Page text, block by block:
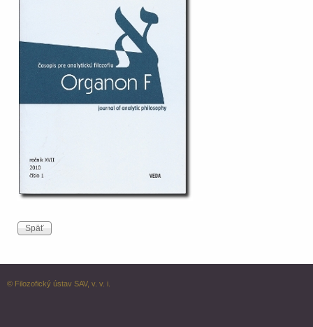
© Filozofický ústav SAV, v. v. i.